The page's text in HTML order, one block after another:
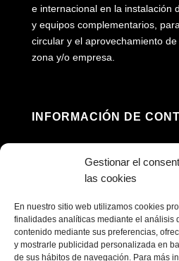
Gestionar el
las cookies
En nuestro sitio web utilizamos cookies
finalidades analíticas mediante el análisis
contenido mediante sus preferencias,
y mostrarle publicidad personalizada en
de sus hábitos de navegación. Para más
e internacional en la instalación
y equipos complementarios,
circular y el aprovechamiento
zona y/o empresa.
INFORMACIÓN DE
Pedroñeras, Cuenca
 contacto@ecofricalia.com